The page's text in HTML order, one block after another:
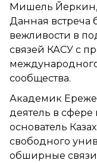
Мишель
Данная встреча
вежливости в
связей КАСУ с
сообщества.
Академик
деятель в
основатель
свободного
обширные связи